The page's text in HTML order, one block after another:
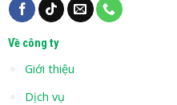
Về công ty
Giới thiệu
Dịch vụ